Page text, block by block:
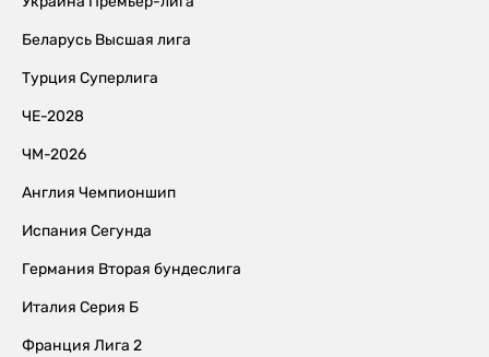
Беларусь Высшая лига
Турция Суперлига
ЧЕ-2028
ЧМ-2026
Англия Чемпионшип
Испания Сегунда
Германия Вторая бундеслига
Италия Серия Б
Франция Лига 2